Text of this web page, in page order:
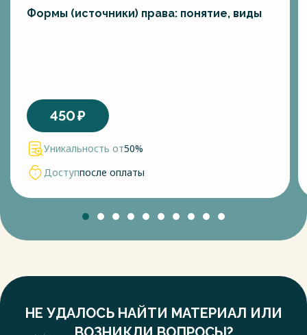
Формы (источники) права: понятие, виды
450₽
Уникальность от50%
Доступпосле оплаты
НЕ УДАЛОСЬ НАЙТИ МАТЕРИАЛ ИЛИ